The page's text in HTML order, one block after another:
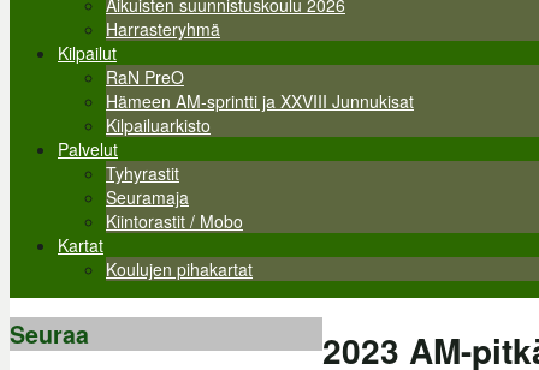
Harrasteryhmä
Kilpailut
RaN PreO
Hämeen AM-sprintti ja XXVIII Junnukisat
Kilpailuarkisto
Palvelut
Tyhyrastit
Seuramaja
Kiintorastit / Mobo
Kartat
Koulujen pihakartat
2023 AM-
Seuraa